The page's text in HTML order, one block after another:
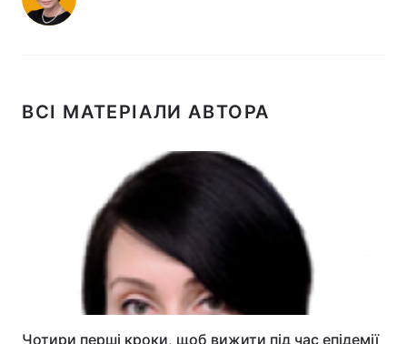
ВСІ МАТЕРІАЛИ АВТОРА
Чотири перші кроки, щоб вижити під час епідемії